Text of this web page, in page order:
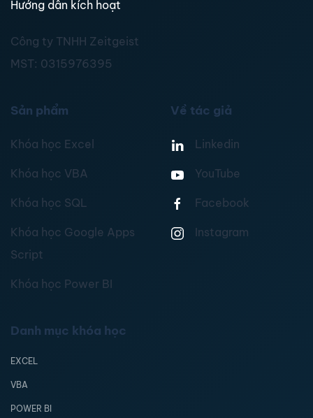
Hướng dẫn kích hoạt
Công ty TNHH Zeitgeist
MST: 0315976395
Sản phẩm
Khóa học Excel
Khóa học VBA
Khóa học SQL
Khóa học Google Apps
Script
Khóa học Power BI
Về tác giả
Linkedin
YouTube
Facebook
Instagram
Danh mục khóa học
EXCEL
VBA
POWER BI